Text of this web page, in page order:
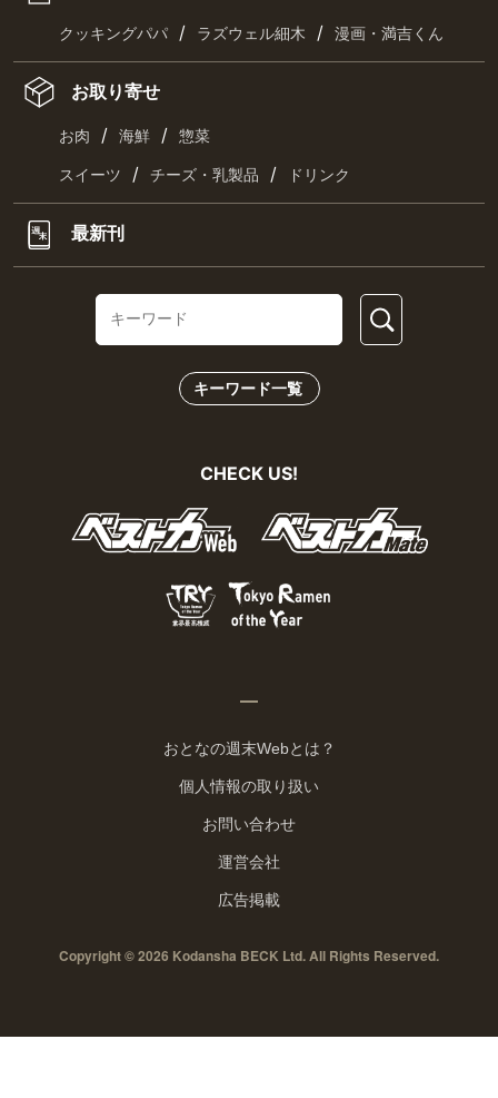
クッキングパパ / ラズウェル細木 / 漫画・満吉くん
お取り寄せ
お肉 / 海鮮 / 惣菜
スイーツ / チーズ・乳製品 / ドリンク
最新刊
キーワード一覧
CHECK US!
おとなの週末Webとは？
個人情報の取り扱い
お問い合わせ
運営会社
広告掲載
Copyright © 2026 Kodansha BECK Ltd. All Rights Reserved.